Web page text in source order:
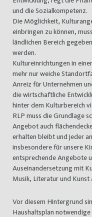
und die Sozialkompetenz.
Die Möglichkeit,
einbringen zu können,
ländlichen Bereich
werden.
Kultureinrichtungen in
mehr nur weiche
Anreiz für Unternehmen
die wirtschaftliche
hinter dem Kulturbereich
RLP muss die Grundlage
Angebot auch
erhalten bleibt und jeder
insbesondere für unsere
entsprechende Angebote
Auseinandersetzung mit
Musik, Literatur und Kunst
Vor diesem Hintergrund
Haushaltsplan